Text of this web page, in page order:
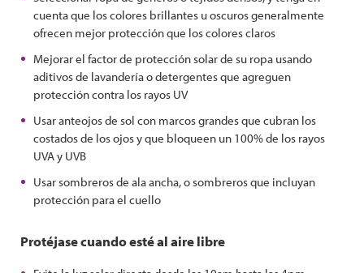
cuenta que los colores brillantes u oscuros generalmente
ofrecen mejor protección que los colores claros
Mejorar el factor de protección solar de su ropa usando
aditivos de lavandería o detergentes que agreguen
protección contra los rayos UV
Usar anteojos de sol con marcos grandes que cubran los
costados de los ojos y que bloqueen un 100% de los rayos
UVA y UVB
Usar sombreros de ala ancha, o sombreros que incluyan
protección para el cuello
Protéjase cuando esté al aire libre